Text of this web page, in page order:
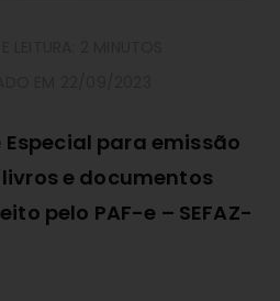
Especial para emissão
e documentos
pelo PAF-e – SEFAZ-